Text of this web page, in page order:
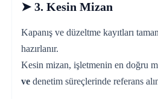
➤ 3. Kesin Mizan
Kapanış ve düzeltme kayıtları
hazırlanır.
Kesin mizan, işletmenin en doğru
vedenetim süreçlerinde referans